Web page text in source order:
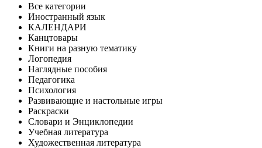
Все категории
Иностранный язык
КАЛЕНДАРИ
Канцтовары
Книги на разную тематику
Логопедия
Наглядные пособия
Педагогика
Психология
Развивающие и настольные игры
Раскраски
Словари и Энциклопедии
Учебная литература
Художественная литература